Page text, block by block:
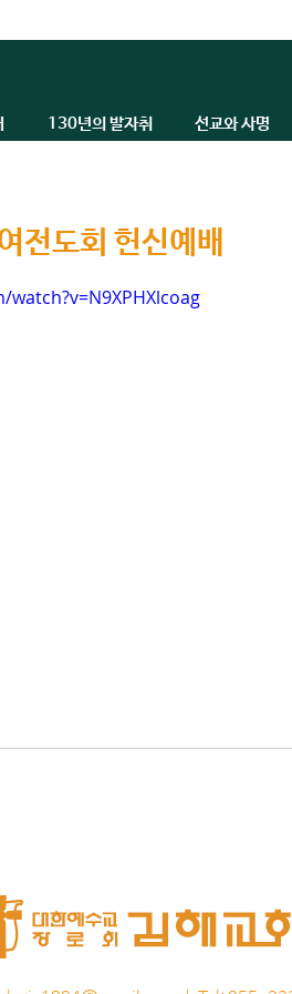
130년의 발자취 선교와 사명
전도회 헌신예배